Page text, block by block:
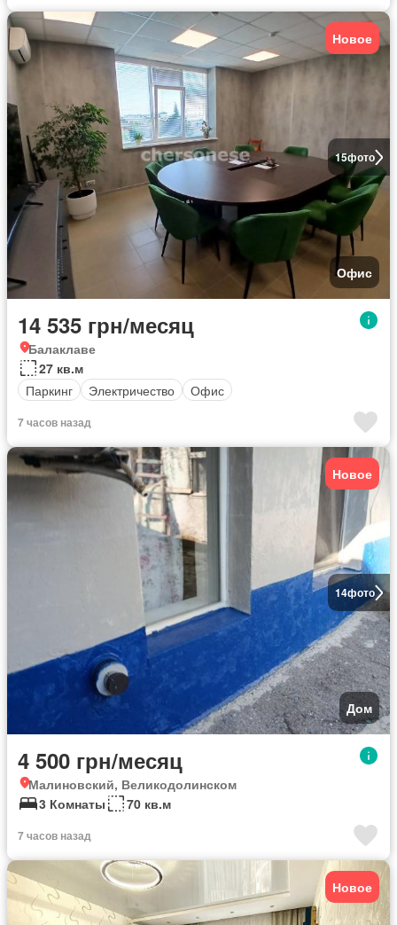
15фото
Новое
Офис
14 535 грн/месяц
Балаклаве
27 кв.м
Паркинг
Электричество Офис
7 часов назад
14фото
Новое
Дом
4 500 грн/месяц
Малиновский, Великодолинском
3 Комнаты
70 кв.м
7 часов назад
Новое